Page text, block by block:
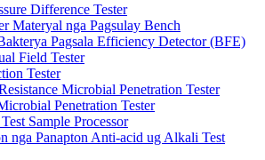
Difference Tester
Materyal nga Pagsulay Bench
Pagsala Efficiency Detector (BFE)
Field Tester
Tester
Microbial Penetration Tester
Penetration Tester
Sample Processor
nga Panapton Anti-acid ug Alkali Test